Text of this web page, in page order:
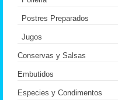
Postres Preparados
Jugos
Conservas y Salsas
Embutidos
Especies y Condimentos